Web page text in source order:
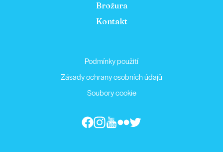
Brožura
Kontakt
Podmínky použití
Zásady ochrany osobních údajů
Soubory cookie